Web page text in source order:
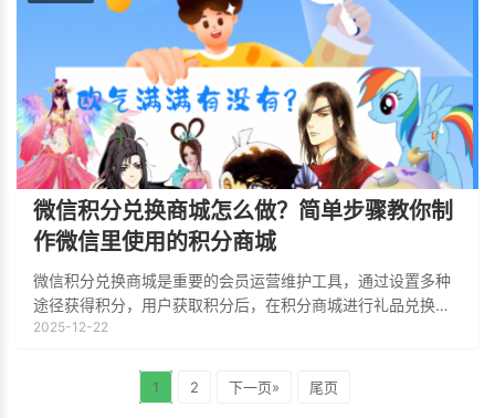
微信积分兑换商城怎么做？简单步骤教你制
作微信里使用的积分商城
微信积分兑换商城是重要的会员运营维护工具，通过设置多种
途径获得积分，用户获取积分后，在积分商城进行礼品兑换，
引导用户长期留存、持续互动，逐步从普通用户转化为忠实粉
2025-12-22
1 2 下一页» 尾页